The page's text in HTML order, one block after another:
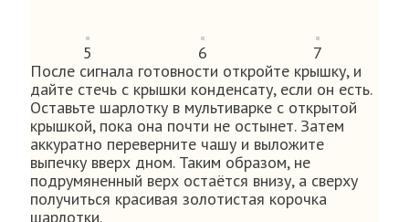
5 6
7
После сигнала готовности откройте крышку, и
дайте стечь с крышки конденсату, если он есть.
Оставьте шарлотку в мультиварке с открытой
крышкой, пока она почти не остынет. Затем
аккуратно переверните чашу и выложите
выпечку вверх дном. Таким образом, не
подрумяненный верх остаётся внизу, а сверху
получиться красивая золотистая корочка
шарлотки.